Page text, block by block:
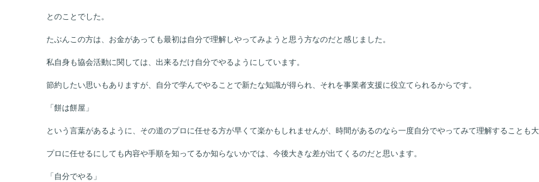
とのことでした。
たぶんこの方は、お金があっても最初は自分で理解しやってみようと思う方なのだと感じました。
私自身も協会活動に関しては、出来るだけ自分でやるようにしています。
節約したい思いもありますが、自分で学んでやることで新たな知識が得られ、それを事業者支援に役立てられるからです。
「餅は餅屋」
という言葉があるように、その道のプロに任せる方が早くて楽かもしれませんが、時間があるのなら一度自分でやってみて理解することも
プロに任せるにしても内容や手順を知ってるか知らないかでは、今後大きな差が出てくるのだと思います。
「自分でやる」